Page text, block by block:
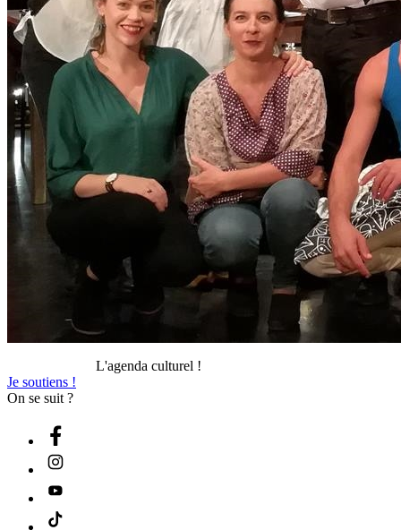
L'agenda culturel !
Je soutiens !
On se suit ?